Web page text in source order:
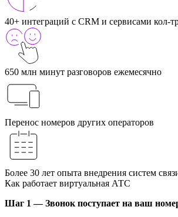
40+ интеграций с CRM и сервисами кол-
650 млн минут разговоров ежемесячно
Перенос номеров других операторов
Более 30 лет опыта внедрения систем
Как работает виртуальная АТС
Шаг 1 — Звонок поступает на ваш